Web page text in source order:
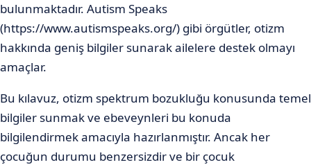
bulunmaktadır. Autism Speaks
(https://www.autismspeaks.org/) gibi örgütler, otizm
hakkında geniş bilgiler sunarak ailelere destek olmayı
amaçlar.
Bu kılavuz, otizm spektrum bozukluğu konusunda temel
bilgiler sunmak ve ebeveynleri bu konuda
bilgilendirmek amacıyla hazırlanmıştır. Ancak her
çocuğun durumu benzersizdir ve bir çocuk